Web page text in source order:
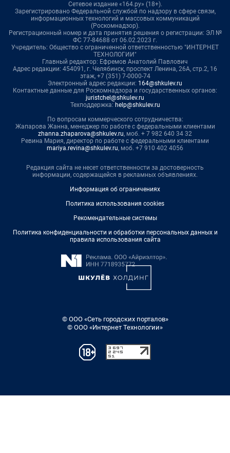
Сетевое издание «164.ру» (18+).
Зарегистрировано Федеральной службой по надзору в сфере связи,
информационных технологий и массовых коммуникаций
(Роскомнадзор).
Регистрационный номер и дата принятия решения о регистрации: ЭЛ №
ФС 77-84688 от 06.02.2023 г.
Учредитель: Общество с ограниченной ответственностью "ИНТЕРНЕТ
ТЕХНОЛОГИИ"
Главный редактор: Ефремов Анатолий Павлович
Адрес редакции: 454091, г. Челябинск, проспект Ленина, 26А, стр.2, 16
этаж, +7 (351) 7-0000-74
Электронный адрес редакции: 164@shkulev.ru
Контактные данные для Роскомнадзора и государственных органов:
juristchel@shkulev.ru
Техподдержка: help@shkulev.ru
По вопросам коммерческого сотрудничества:
Жапарова Жанна, менеджер по работе с федеральными клиентами
zhanna.zhaparova@shkulev.ru, моб. + 7 982 640 34 32
Ревина Мария, директор по работе с федеральными клиентами
mariya.revina@shkulev.ru, моб. +7 910 402 4056
Редакция сайта не несет ответственности за достоверность
информации, содержащейся в рекламных объявлениях.
Информация об ограничениях
Политика использования cookies
Рекомендательные системы
Политика конфиденциальности и обработки персональных данных и
правила использования сайта
© ООО «Сеть городских порталов»
© ООО «Интернет Технологии»